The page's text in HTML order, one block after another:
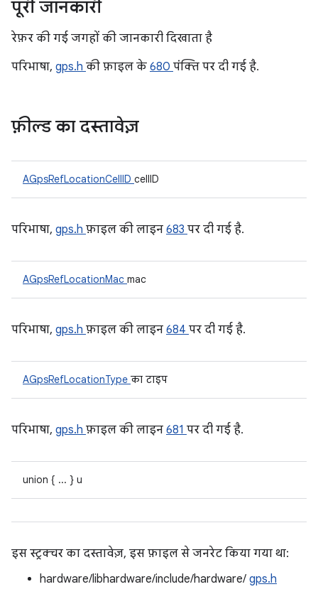
पूरी जानकारी
रेफ़र की गई जगहों की जानकारी दिखाता है
परिभाषा, gps.h की फ़ाइल के 680 पंक्ति पर दी गई है.
फ़ील्ड का दस्तावेज़
AGpsRefLocationCellID cellID
परिभाषा, gps.h फ़ाइल की लाइन 683 पर दी गई है.
AGpsRefLocationMac mac
परिभाषा, gps.h फ़ाइल की लाइन 684 पर दी गई है.
AGpsRefLocationType का टाइप
परिभाषा, gps.h फ़ाइल की लाइन 681 पर दी गई है.
union { ... } u
इस स्ट्रक्चर का दस्तावेज़, इस फ़ाइल से जनरेट किया गया था:
hardware/libhardware/include/hardware/ gps.h